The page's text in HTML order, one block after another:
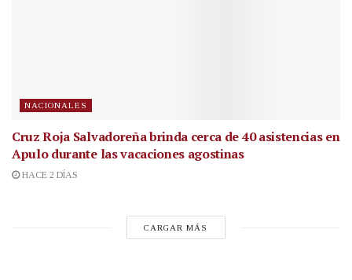
NACIONALES
Cruz Roja Salvadoreña brinda cerca de 40 asistencias en
Apulo durante las vacaciones agostinas
HACE 2 DÍAS
CARGAR MÁS